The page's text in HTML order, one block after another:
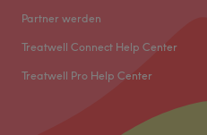
Partner werden
Treatwell Connect Help Center
Treatwell Pro Help Center